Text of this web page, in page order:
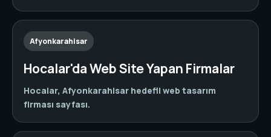
Afyonkarahisar
Hocalar'da Web Site Yapan Firmalar
Hocalar, Afyonkarahisar hedefli web tasarım
firması sayfası.